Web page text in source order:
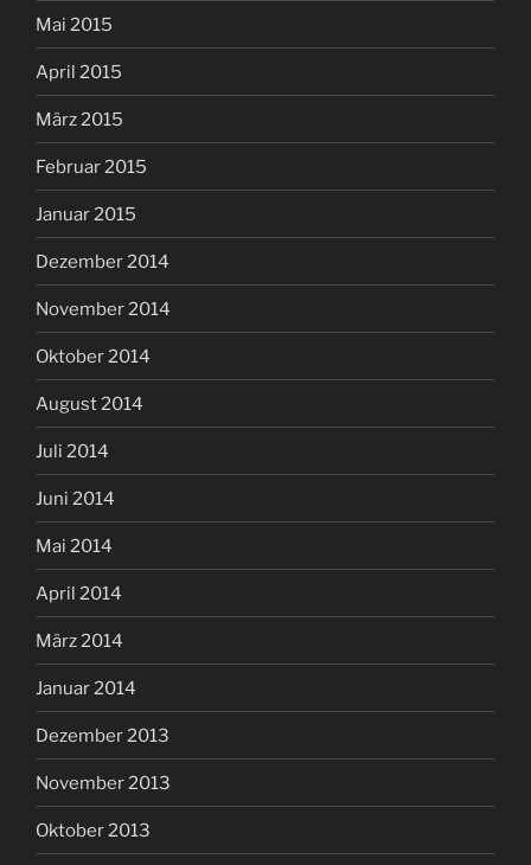
Mai 2015
April 2015
März 2015
Februar 2015
Januar 2015
Dezember 2014
November 2014
Oktober 2014
August 2014
Juli 2014
Juni 2014
Mai 2014
April 2014
März 2014
Januar 2014
Dezember 2013
November 2013
Oktober 2013